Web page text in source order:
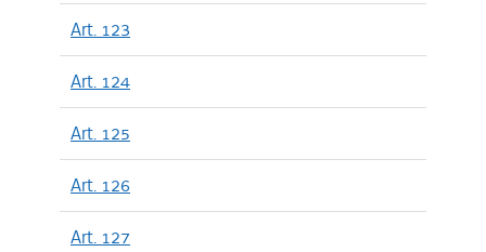
Art. 123
Art. 124
Art. 125
Art. 126
Art. 127